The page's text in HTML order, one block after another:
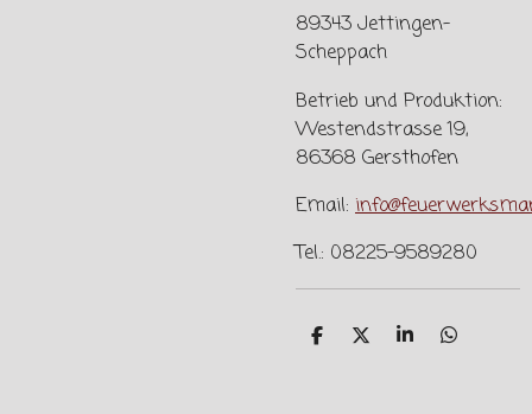
89343 Jettingen-
Scheppach
Betrieb und Produktion:
Westendstrasse 19,
86368 Gersthofen
Email:
Tel.: 08225-9589280
T T T T